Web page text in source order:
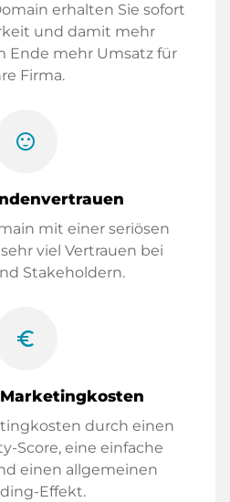
erhalten Sie sofort
und damit mehr
Ende mehr Umsatz für
Firma.
sentiment_satisfied
mit einer seriösen
viel Vertrauen bei
Stakeholdern.
euro_symbol
durch einen
Score, eine einfache
einen allgemeinen
Effekt.